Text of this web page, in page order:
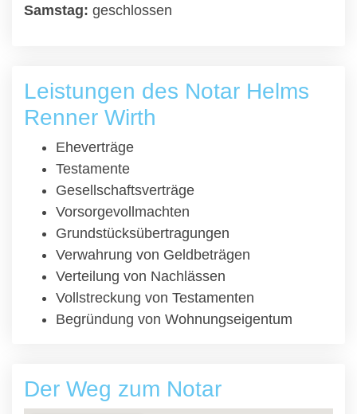
Samstag: geschlossen
Leistungen des Notar Helms
Renner Wirth
Eheverträge
Testamente
Gesellschaftsverträge
Vorsorgevollmachten
Grundstücksübertragungen
Verwahrung von Geldbeträgen
Verteilung von Nachlässen
Vollstreckung von Testamenten
Begründung von Wohnungseigentum
Der Weg zum Notar